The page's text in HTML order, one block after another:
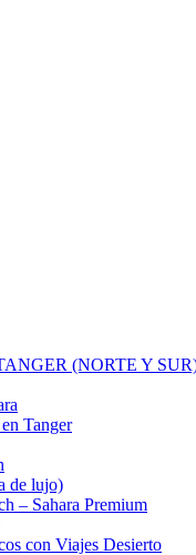
(NORTE Y
Tanger
de lujo)
– Sahara Premium
con Viajes Desierto